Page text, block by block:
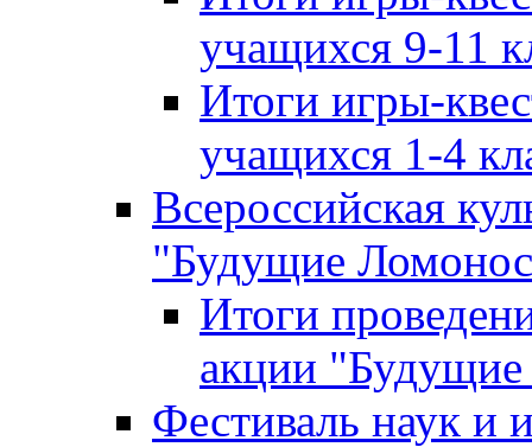
учащихся 9-11
Итоги игры-
учащихся 1-4
Всероссийская
"Будущие
Итоги
акции
Фестиваль наук и